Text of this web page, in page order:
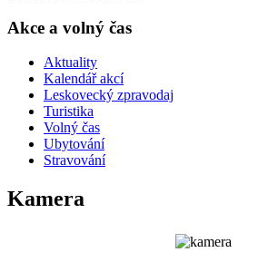
Akce a volný čas
Aktuality
Kalendář akcí
Leskovecký zpravodaj
Turistika
Volný čas
Ubytování
Stravování
Kamera